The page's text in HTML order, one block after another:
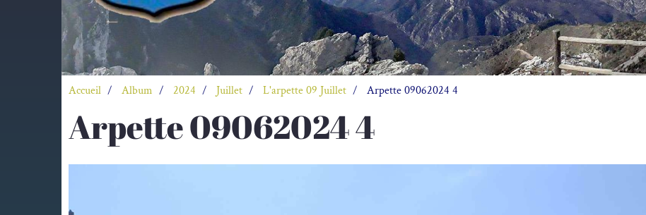
Accueil Album 2024 Juillet L'arpette 09 Juillet Arpette 09062024 4
Arpette 09062024 4